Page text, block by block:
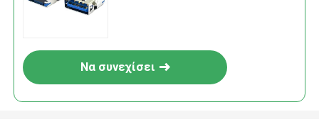
Να συνεχίσει